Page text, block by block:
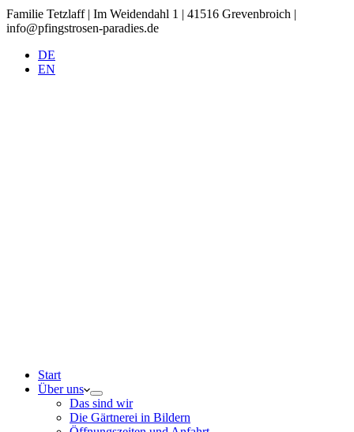
Familie Tetzlaff | Im Weidendahl 1 | 41516 Grevenbroich |
info@pfingstrosen-paradies.de
DE
EN
Start
Über uns
Das sind wir
Die Gärtnerei in Bildern